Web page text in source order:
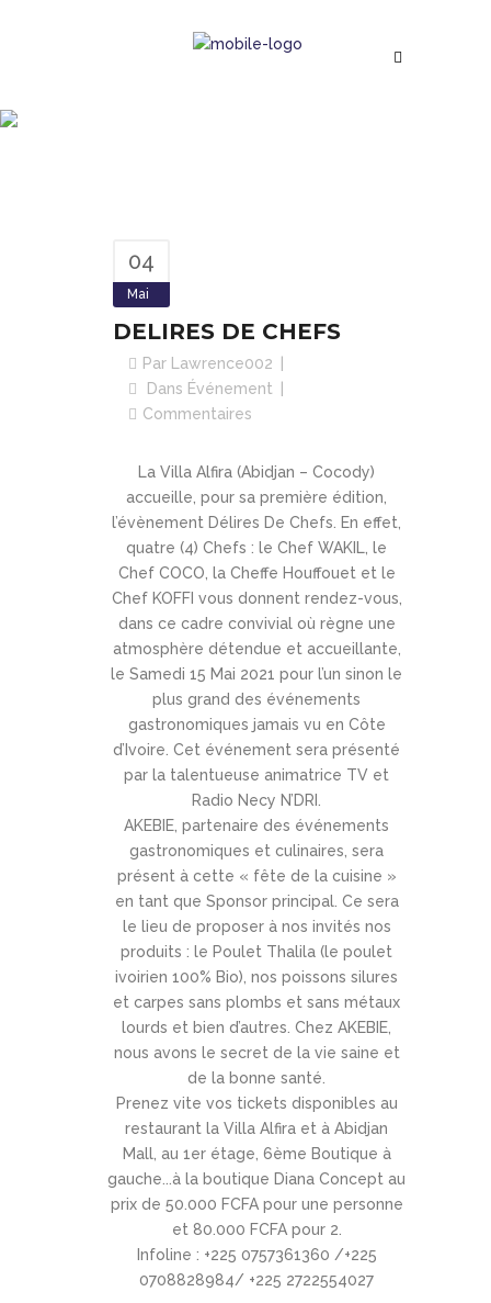
04
Mai
DELIRES DE CHEFS
Par
Lawrence002
Dans Événement
Commentaires
La Villa Alfira (Abidjan – Cocody)
accueille, pour sa première édition,
l’évènement Délires De Chefs. En effet,
quatre (4) Chefs : le Chef WAKIL, le
Chef COCO, la Cheffe Houffouet et le
Chef KOFFI vous donnent rendez-vous,
dans ce cadre convivial où règne une
atmosphère détendue et accueillante,
le Samedi 15 Mai 2021 pour l’un sinon le
plus grand des événements
gastronomiques jamais vu en Côte
d’Ivoire. Cet événement sera présenté
par la talentueuse animatrice TV et
Radio Necy N’DRI.
AKEBIE, partenaire des événements
gastronomiques et culinaires, sera
présent à cette « fête de la cuisine »
en tant que Sponsor principal. Ce sera
le lieu de proposer à nos invités nos
produits : le Poulet Thalila (le poulet
ivoirien 100% Bio), nos poissons silures
et carpes sans plombs et sans métaux
lourds et bien d’autres. Chez AKEBIE,
nous avons le secret de la vie saine et
de la bonne santé.
Prenez vite vos tickets disponibles au
restaurant la Villa Alfira et à Abidjan
Mall, au 1er étage, 6ème Boutique à
gauche...à la boutique Diana Concept au
prix de 50.000 FCFA pour une personne
et 80.000 FCFA pour 2.
Infoline : +225 0757361360 /+225
0708828984/ +225 2722554027